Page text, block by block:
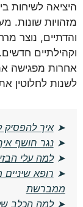
היציאה לשיחות
מזהויות שונות.
והדתיים, נוצר
וקהילתיים
אחרות מפגישה
לשנות לחלוטין
➤איך להפסיק
➤נגר חושף
➤למה עלי
➤ רופא
ממברשת
➤למה הכלב